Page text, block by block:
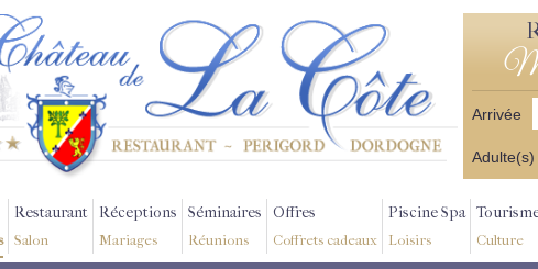
Arrivée
Adulte(s)
Restaurant
Salon
Réceptions
Mariages
Séminaires
Réunions
Offres
Coffrets cadeaux
Piscine Spa
Loisirs Culture